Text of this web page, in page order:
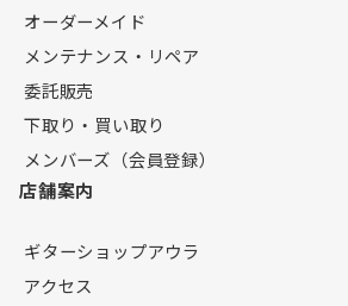
オーダーメイド
メンテナンス・リペア
委託販売
下取り・買い取り
メンバーズ（会員登録）
店舗案内
ギターショップアウラ
アクセス